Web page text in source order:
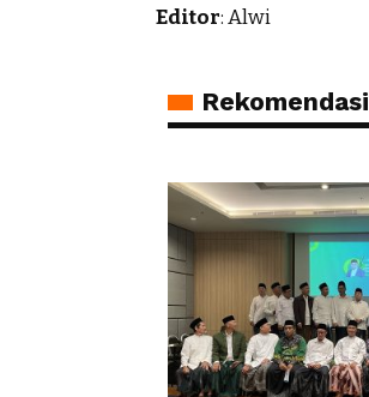
Editor: Alwi
Rekomendasi